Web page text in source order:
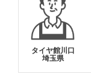
タイヤ館川口
埼玉県